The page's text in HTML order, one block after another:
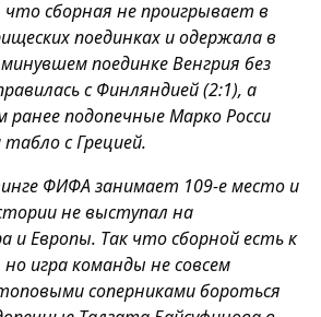
сборная не проигрывает в
поединках и одержала в
поединке Венгрия без
с Финляндией (2:1), а
подопечные Марко Росси
с Грецией.
ФИФА занимает 109-е место и
не выступал на
и Европы. Так что сборной есть к
игра команды не совсем
соперниками бороться